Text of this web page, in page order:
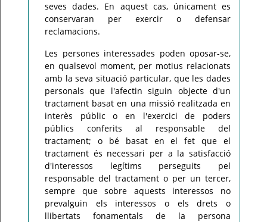
seves dades. En aquest cas, únicament es
conservaran per exercir o defensar
reclamacions.
Les persones interessades poden oposar-se,
en qualsevol moment, per motius relacionats
amb la seva situació particular, que les dades
personals que l'afectin siguin objecte d'un
tractament basat en una missió realitzada en
interès públic o en l'exercici de poders
públics conferits al responsable del
tractament; o bé basat en el fet que el
tractament és necessari per a la satisfacció
d'interessos legítims perseguits pel
responsable del tractament o per un tercer,
sempre que sobre aquests interessos no
prevalguin els interessos o els drets o
llibertats fonamentals de la persona